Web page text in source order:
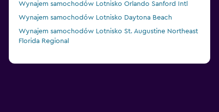
Wynajem samochodów Lotnisko Orlando Sanford Intl
Wynajem samochodów Lotnisko Daytona Beach
Wynajem samochodów Lotnisko St. Augustine Northeast
Florida Regional